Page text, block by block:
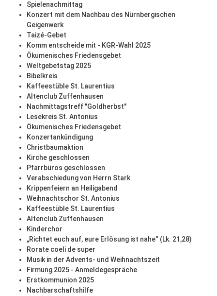
Spielenachmittag
Konzert mit dem Nachbau des Nürnbergischen
Geigenwerk
Taizé-Gebet
Komm entscheide mit - KGR-Wahl 2025
Ökumenisches Friedensgebet
Weltgebetstag 2025
Bibelkreis
Kaffeestüble St. Laurentius
Altenclub Zuffenhausen
Nachmittagstreff "Goldherbst"
Lesekreis St. Antonius
Ökumenisches Friedensgebet
Konzertankündigung
Christbaumaktion
Kirche geschlossen
Pfarrbüros geschlossen
Verabschiedung von Herrn Stark
Krippenfeiern an Heiligabend
Weihnachtschor St. Antonius
Kaffeestüble St. Laurentius
Altenclub Zuffenhausen
Kinderchor
„Richtet euch auf, eure Erlösung ist nahe“ (Lk. 21,28)
Rorate coeli de super
Musik in der Advents- und Weihnachtszeit
Firmung 2025 - Anmeldegespräche
Erstkommunion 2025
Nachbarschaftshilfe